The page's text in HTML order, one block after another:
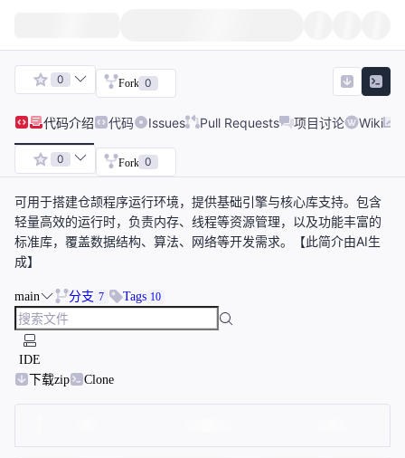
0 Fork 0
代码介绍 代码 Issues Pull Requests 项目讨论 Wiki
0 Fork 0
可用于搭建仓颉程序运行环境，提供基础引擎与核心库支持。包含
轻量高效的运行时，负责内存、线程等资源管理，以及功能丰富的
标准库，覆盖数据结构、算法、网络等开发需求。【此简介由AI生
成】
main 分支 7 Tags 10
IDE
下载zip
Clone